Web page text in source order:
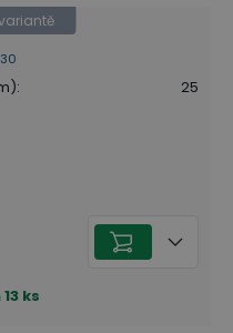
: 25
13 ks